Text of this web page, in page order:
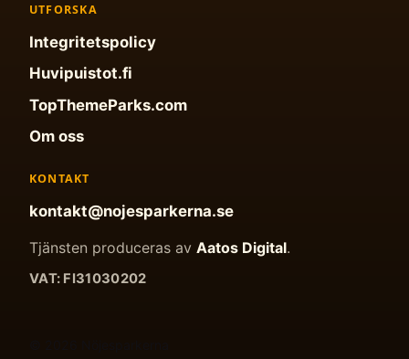
UTFORSKA
Integritetspolicy
Huvipuistot.fi
TopThemeParks.com
Om oss
KONTAKT
kontakt@nojesparkerna.se
Tjänsten produceras av Aatos Digital.
VAT: FI31030202